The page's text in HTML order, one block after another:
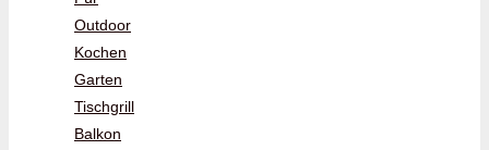
Outdoor
Kochen
Garten
Tischgrill
Balkon